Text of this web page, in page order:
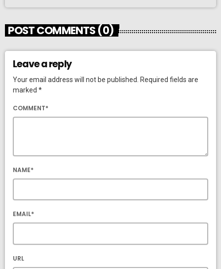
POST COMMENTS (0)
Leave a reply
Your email address will not be published. Required fields are
marked *
COMMENT*
NAME*
EMAIL*
URL